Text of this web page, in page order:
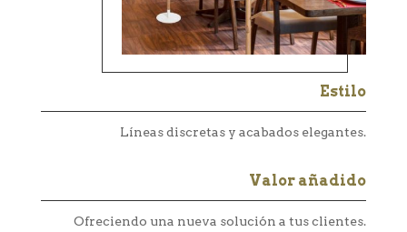
Estilo
Líneas discretas y acabados elegantes.
Valor añadido
Ofreciendo una nueva solución a tus clientes.